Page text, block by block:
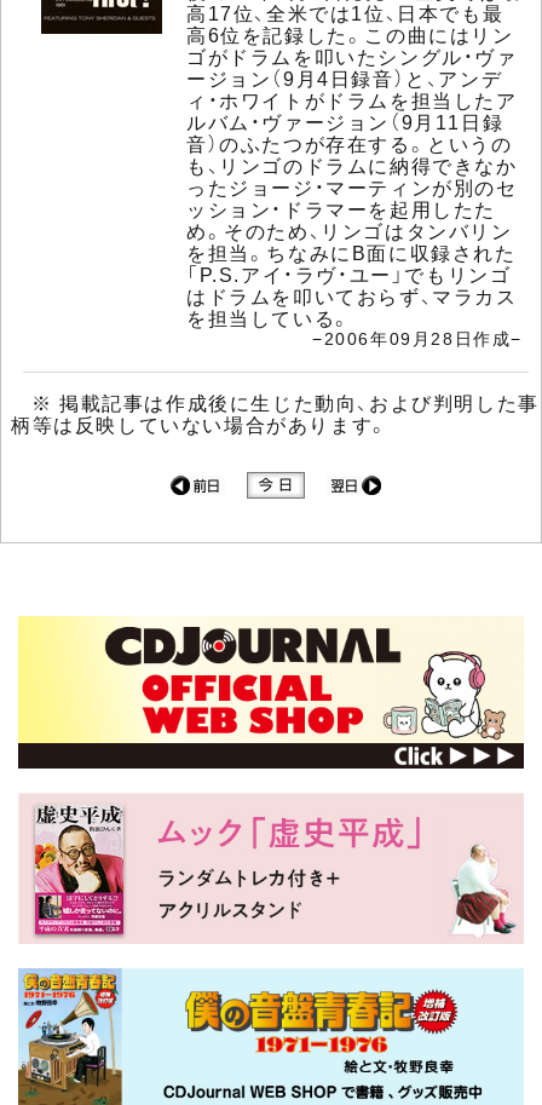
高17位、全米では1位、日本でも最
高6位を記録した。この曲にはリン
ゴがドラムを叩いたシングル・ヴァ
ージョン（9月4日録音）と、アンデ
ィ・ホワイトがドラムを担当したア
ルバム・ヴァージョン（9月11日録
音）のふたつが存在する。というの
も、リンゴのドラムに納得できなか
ったジョージ・マーティンが別のセ
ッション・ドラマーを起用したた
め。そのため、リンゴはタンバリン
を担当。ちなみにB面に収録された
「P.S.アイ・ラヴ・ユー」でもリンゴ
はドラムを叩いておらず、マラカス
を担当している。
−2006年09月28日作成−
※ 掲載記事は作成後に生じた動向、および判明した事
柄等は反映していない場合があります。